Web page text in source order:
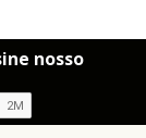
nosso